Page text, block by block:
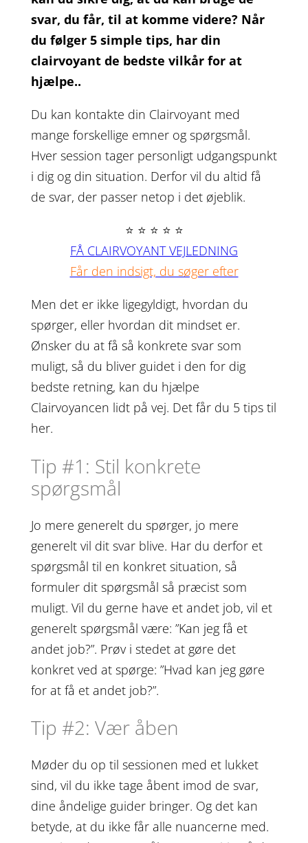
svar, du får, til at komme videre? Når
du følger 5 simple tips, har din
clairvoyant de bedste vilkår for at
hjælpe..
Du kan kontakte din Clairvoyant med
mange forskellige emner og spørgsmål.
Hver session tager personligt udgangspunkt
i dig og din situation. Derfor vil du altid få
de svar, der passer netop i det øjeblik.
⭐ ⭐ ⭐ ⭐ ⭐
FÅ CLAIRVOYANT VEJLEDNING
Får den indsigt, du søger efter
Men det er ikke ligegyldigt, hvordan du
spørger, eller hvordan dit mindset er.
Ønsker du at få så konkrete svar som
muligt, så du bliver guidet i den for dig
bedste retning, kan du hjælpe
Clairvoyancen lidt på vej. Det får du 5 tips til
her.
Tip #1: Stil konkrete
spørgsmål
Jo mere generelt du spørger, jo mere
generelt vil dit svar blive. Har du derfor et
spørgsmål til en konkret situation, så
formuler dit spørgsmål så præcist som
muligt. Vil du gerne have et andet job, vil et
generelt spørgsmål være: ”Kan jeg få et
andet job?”. Prøv i stedet at gøre det
konkret ved at spørge: ”Hvad kan jeg gøre
for at få et andet job?”.
Tip #2: Vær åben
Møder du op til sessionen med et lukket
sind, vil du ikke tage åbent imod de svar,
dine åndelige guider bringer. Og det kan
betyde, at du ikke får alle nuancerne med.